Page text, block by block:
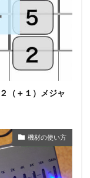
（＋１）メジャ
機材の使い方